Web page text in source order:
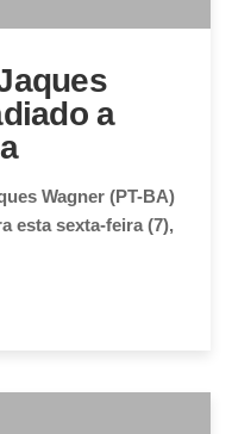
a
Wagner (PT-BA)
esta sexta-feira (7),